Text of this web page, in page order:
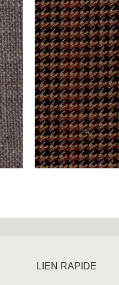
LIEN RAPIDE